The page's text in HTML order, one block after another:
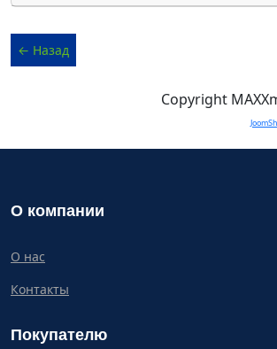
Copyright
О компании
О нас
Контакты
Покупателю